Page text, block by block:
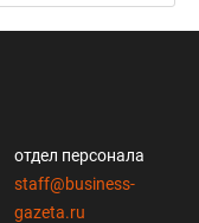
отдел персонала
staff@business-
gazeta.ru